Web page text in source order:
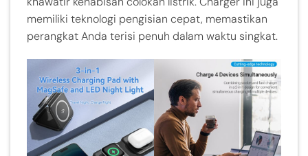
memiliki teknologi pengisian cepat, memastikan
perangkat Anda terisi penuh dalam waktu singkat.